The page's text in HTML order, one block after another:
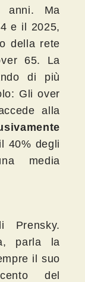
anni. Ma
e il 2025,
della rete
65. La
di più
Gli over
alla
40% degli
media
Prensky.
parla la
il suo
del